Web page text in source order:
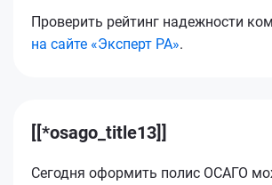
Проверить рейтинг надежности
на сайте «Эксперт РА».
[[*osago_title13]]
Сегодня оформить полис ОСАГО